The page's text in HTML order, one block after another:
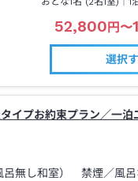
52,800円〜
選択
イプお約束プラン／一泊
呂無し和室） 禁煙／風